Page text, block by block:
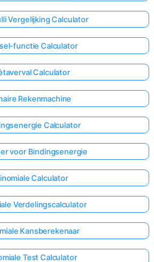
Vergelijking Calculator
functie Calculator
Calculator
Rekenmachine
Calculator
voor Bindingsenergie
Calculator
Verdelingscalculator
Kansberekenaar
Test Calculator